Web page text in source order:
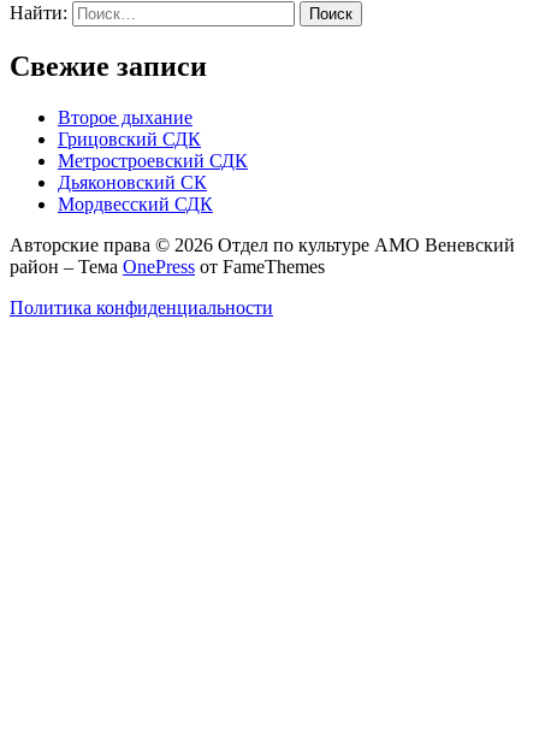
Найти:
Свежие записи
Второе дыхание
Грицовский СДК
Метростроевский СДК
Дьяконовский СК
Мордвесский СДК
Авторские права © 2026 Отдел по культуре АМО Веневский
район – Тема OnePress от FameThemes
Политика конфиденциальности